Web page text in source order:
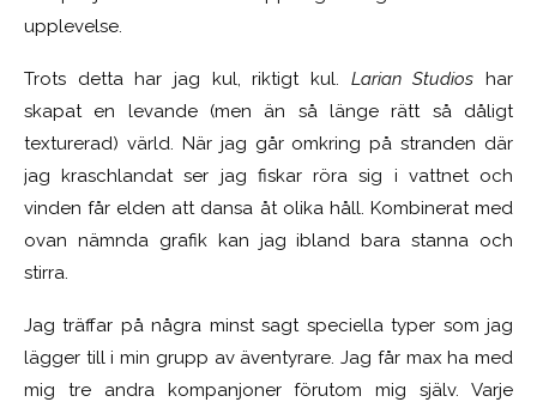
upplevelse.
Trots detta har jag kul, riktigt kul. Larian Studioshar
skapat en levande (men än så länge rätt så dåligt
texturerad) värld. När jag går omkring på stranden där
jag kraschlandat ser jag fiskar röra sig i vattnet och
vinden får elden att dansa åt olika håll. Kombinerat med
ovan nämnda grafik kan jag ibland bara stanna och
stirra.
Jag träffar på några minst sagt speciella typer som jag
lägger till i min grupp av äventyrare. Jag får max ha med
mig tre andra kompanjoner förutom mig själv. Varje